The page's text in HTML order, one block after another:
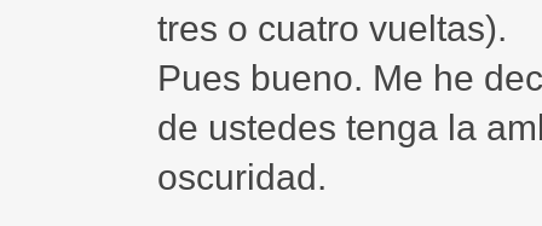
tres o cuatro vueltas).
Pues bueno. Me he
de ustedes tenga la
oscuridad.